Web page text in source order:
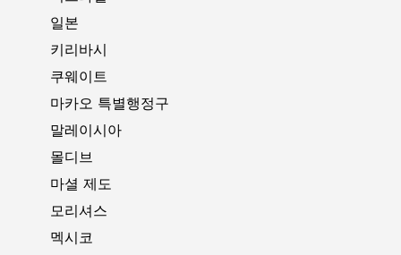
일본
키리바시
쿠웨이트
마카오 특별행정구
말레이시아
몰디브
마셜 제도
모리셔스
멕시코